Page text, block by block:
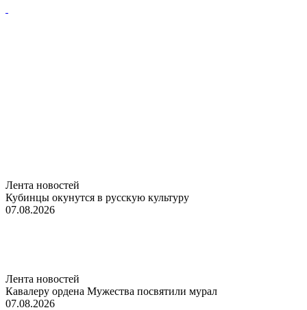
Лента новостей
Кубинцы окунутся в русскую культуру
07.08.2026
Лента новостей
Кавалеру ордена Мужества посвятили мурал
07.08.2026